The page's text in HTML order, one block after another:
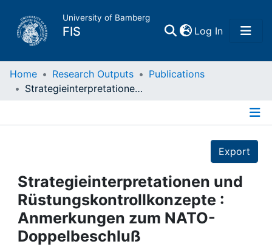
University of Bamberg
FIS Log In(current)
Home
Projects
People
Institutions
Home Research Outputs
Publications
Strategieinterpretationen und Rüstungskontrollkonzepte : Anmerkungen zum NATO-Doppelbeschluß
Export
Strategieinterpretationen und
Rüstungskontrollkonzepte :
Anmerkungen zum NATO-
Doppelbeschluß